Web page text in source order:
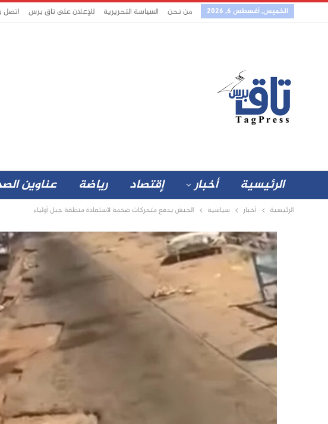
الخميس, أغسطس 6, 2026 من نحن السياسة التحريرية للإعلان على تاق برس اتصل
الرئيسية أخبار إقتصاد رياضة عناوين
الرئيسية أخبار سياسية الجيش يدفع متحركات ضخمة لاستعادة منطقة جبل أولياء